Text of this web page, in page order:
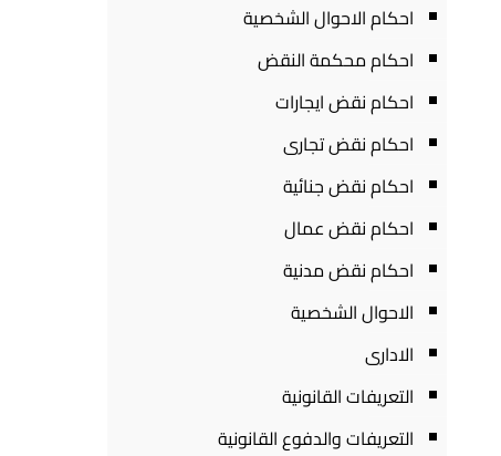
احكام الاحوال الشخصية
احكام محكمة النقض
احكام نقض ايجارات
احكام نقض تجارى
احكام نقض جنائية
احكام نقض عمال
احكام نقض مدنية
الاحوال الشخصية
الادارى
التعريفات القانونية
التعريفات والدفوع القانونية